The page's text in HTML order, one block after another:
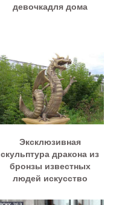
девочкадля дома
Эксклюзивная
скульптура дракона из
бронзы известных
людей искусство